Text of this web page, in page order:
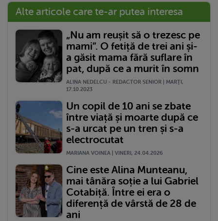
Alte articole care te-ar putea interesa
„Nu am reușit să o trezesc pe
mami”. O fetiță de trei ani și-
a găsit mama fără suflare în
pat, după ce a murit în somn
ALINA NEDELCU - REDACTOR SENIOR | MARŢI,
17.10.2023
Un copil de 10 ani se zbate
între viață și moarte după ce
s-a urcat pe un tren și s-a
electrocutat
MARIANA VOINEA | VINERI, 24.04.2026
Cine este Alina Munteanu,
mai tânăra soție a lui Gabriel
Cotabiță. Între ei era o
diferență de vârstă de 28 de
ani